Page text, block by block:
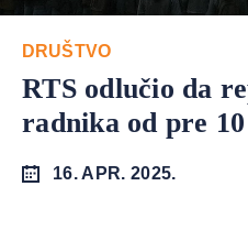
DRUŠTVO
RTS odlučio da
radnika od pre
16. APR. 2025.